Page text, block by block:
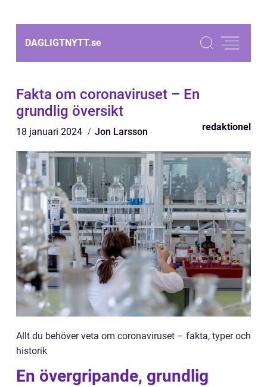
DAGLIGTNYTT.se
Fakta om coronaviruset – En
grundlig översikt
18 januari 2024 Jon Larsson redaktionel
Allt du behöver veta om coronaviruset – fakta, typer och
historik
En övergripande, grundlig